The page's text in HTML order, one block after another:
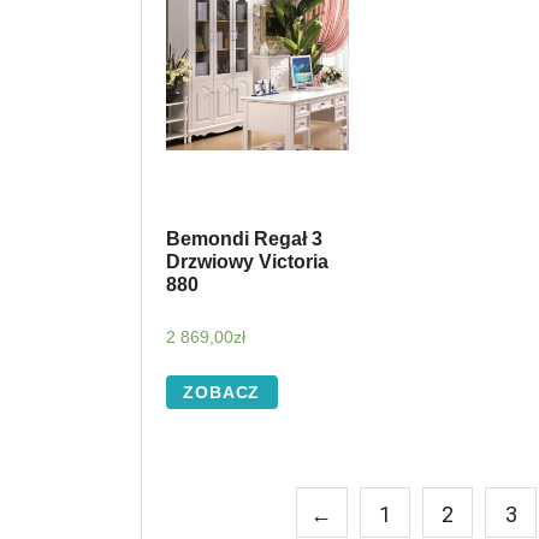
Bemondi Regał 3
Drzwiowy Victoria
880
2 869,00zł
ZOBACZ
← 1 2 3